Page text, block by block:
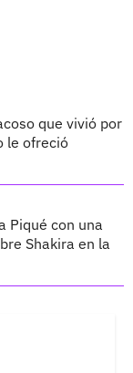
que vivió por
le ofreció
Piqué con una
Shakira en la